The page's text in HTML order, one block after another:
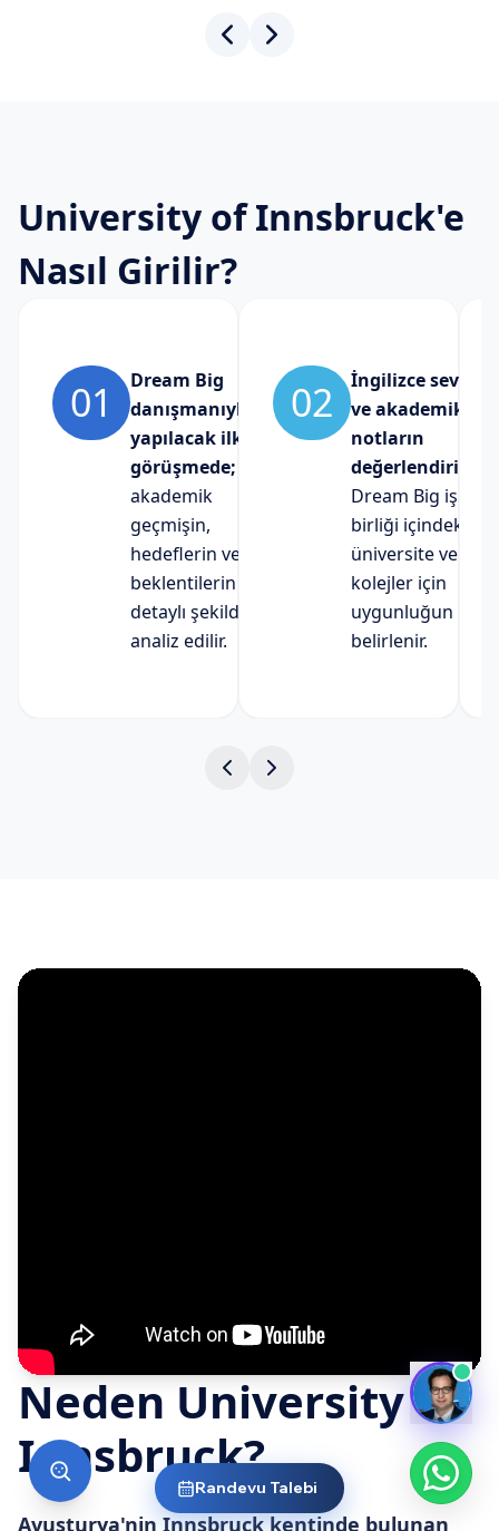
University of Innsbruck'e
Nasıl Girilir?
01
Dream Big
danışmanıyla
yapılacak ilk
görüşmede;
akademik
geçmişin,
hedeflerin ve
beklentilerin
detaylı şekilde
analiz edilir.
02
İngilizce seviyen
ve akademik
notların
Dream Big iş
birliği içindeki
üniversite ve
kolejler için
uygunluğun
belirlenir.
Neden University of
Innsbruck?
Avusturya'nin Innsbruck kentinde bulunan
Randevu Talebi